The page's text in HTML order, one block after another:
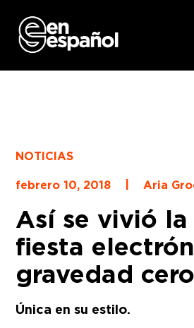
content
NOTICIAS
febrero 10, 2018
| Aria
Así se vivió
fiesta
gravedad cero
Única en su estilo.